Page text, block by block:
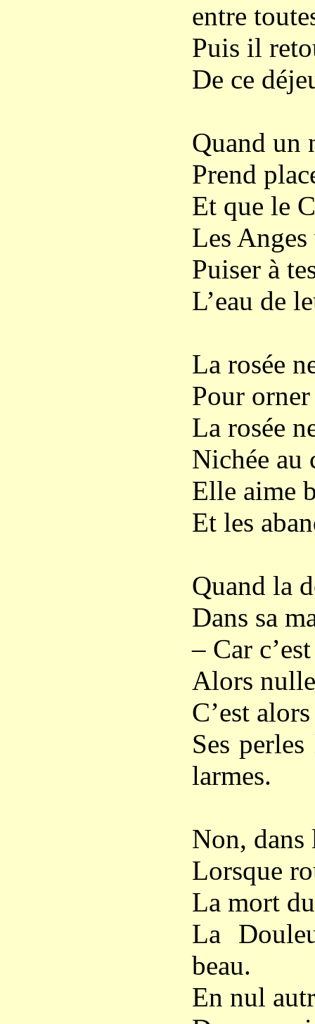
entre
Puis il
De ce
Quand un
Prend
Et que le
Les
Puiser à
L’eau de
La rosée
Pour
La rosée
Nichée au
Elle aime
Et les
Quand la
Dans sa
– Car
Alors
C’est
Ses
larmes.
Non, dans
Lorsque
La mort
La
beau.
En nul